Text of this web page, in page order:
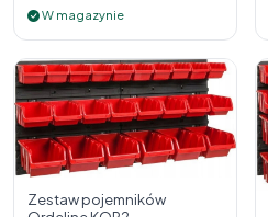
W magazynie
Zestaw pojemników